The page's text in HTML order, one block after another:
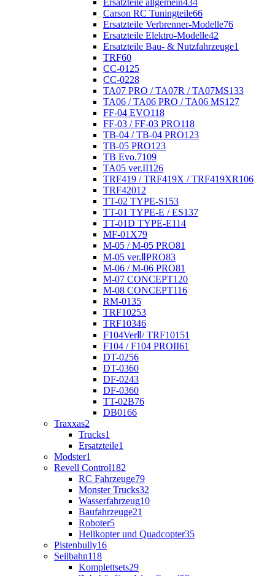
Ersatzteile allgemein434
Carson RC Tuningteile66
Ersatzteile Verbrenner-Modelle76
Ersatzteile Elektro-Modelle42
Ersatzteile Bau- & Nutzfahrzeuge1
TRF60
CC-01 25
CC-0228
TA07 PRO / TA07R / TA07MS133
TA06 / TA06 PRO / TA06 MS127
FF-04 EVO118
FF-03 / FF-03 PRO118
TB-04 / TB-04 PRO123
TB-05 PRO123
TB Evo.7109
TA05 ver.II126
TRF419 / TRF419X / TRF419XR106
TRF42012
TT-02 TYPE-S153
TT-01 TYPE-E / ES137
TT-01D TYPE-E114
MF-01X79
M-05 / M-05 PRO81
M-05 ver.ⅡPRO83
M-06 / M-06 PRO81
M-07 CONCEPT120
M-08 CONCEPT116
RM-0135
TRF10253
TRF10346
F104VerⅡ/ TRF101 51
F104 / F104 PROII61
DT-0256
DT-0360
DF-0243
DF-0360
TT-02B76
DB0166
Traxxas2
Trucks1
Ersatzteile1
Modster1
Revell Control182
RC Fahrzeuge79
Monster Trucks32
Wasserfahrzeug10
Baufahrzeuge21
Roboter5
Helikopter und Quadcopter35
Pistenbully16
Seilbahn118
Komplettsets29